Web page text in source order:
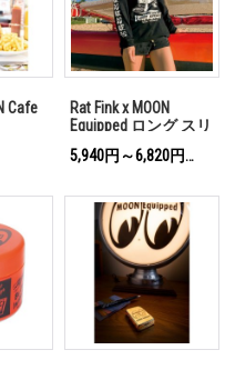
Cafe
Rat Fink x MOON
Equipped ロング スリ
5,940円～6,820円
(税込)